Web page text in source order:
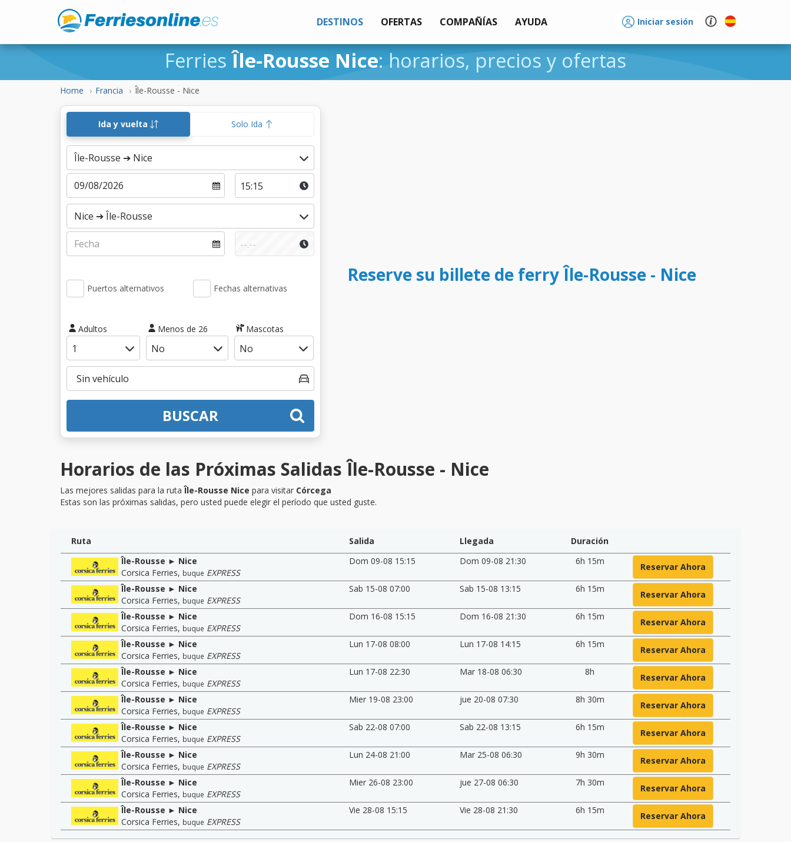
DESTINOS OFERTAS COMPAÑÍAS AYUDA Iniciar sesión
FerriesÎle-Rousse Nice: horarios, precios y ofertas
Home Francia Île-Rousse - Nice
Ida y vuelta Solo Ida
Puertos alternativos Fechas alternativas
Adultos Menos de 26 Mascotas
BUSCAR
Reserve su billete de ferry Île-Rousse - Nice
Horarios de las Próximas Salidas Île-Rousse - Nice
Las mejores salidas para la rutaÎle-Rousse Nice para visitar Córcega
Estas son las próximas salidas, pero usted puede elegir el período que usted guste.
Ruta Salida Llegada
Duración
Île-Rousse ► Nice
Corsica Ferries, buque EXPRESS
Dom 09-08 15:15 Dom 09-08 21:30 6h 15m
Reservar Ahora
Île-Rousse ► Nice
Corsica Ferries, buque EXPRESS
Sab 15-08 07:00 Sab 15-08 13:15 6h 15m
Reservar Ahora
Île-Rousse ► Nice
Corsica Ferries, buque EXPRESS
Dom 16-08 15:15 Dom 16-08 21:30 6h 15m
Reservar Ahora
Île-Rousse ► Nice
Corsica Ferries, buque EXPRESS
Lun 17-08 08:00 Lun 17-08 14:15 6h 15m
Reservar Ahora
Île-Rousse ► Nice
Corsica Ferries, buque EXPRESS
Lun 17-08 22:30 Mar 18-08 06:30 8h
Reservar Ahora
Île-Rousse ► Nice
Corsica Ferries, buque EXPRESS
Mier 19-08 23:00 jue 20-08 07:30 8h 30m
Reservar Ahora
Île-Rousse ► Nice
Corsica Ferries, buque EXPRESS
Sab 22-08 07:00 Sab 22-08 13:15 6h 15m
Reservar Ahora
Île-Rousse ► Nice
Corsica Ferries, buque EXPRESS
Lun 24-08 21:00 Mar 25-08 06:30 9h 30m
Reservar Ahora
Île-Rousse ► Nice
Corsica Ferries, buque EXPRESS
Mier 26-08 23:00 jue 27-08 06:30 7h 30m
Reservar Ahora
Île-Rousse ► Nice
Corsica Ferries, buque EXPRESS
Vie 28-08 15:15 Vie 28-08 21:30 6h 15m
Reservar Ahora